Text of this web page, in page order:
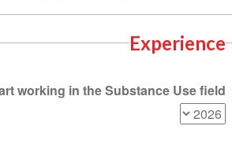
Experience
working in the Substance Use field?